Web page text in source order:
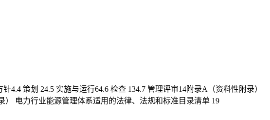
策划 24.5 实施与运行64.6 检查 134.7 管理评审14附录A（资料性附录）
电力行业能源管理体系适用的法律、法规和标准目录清单 19